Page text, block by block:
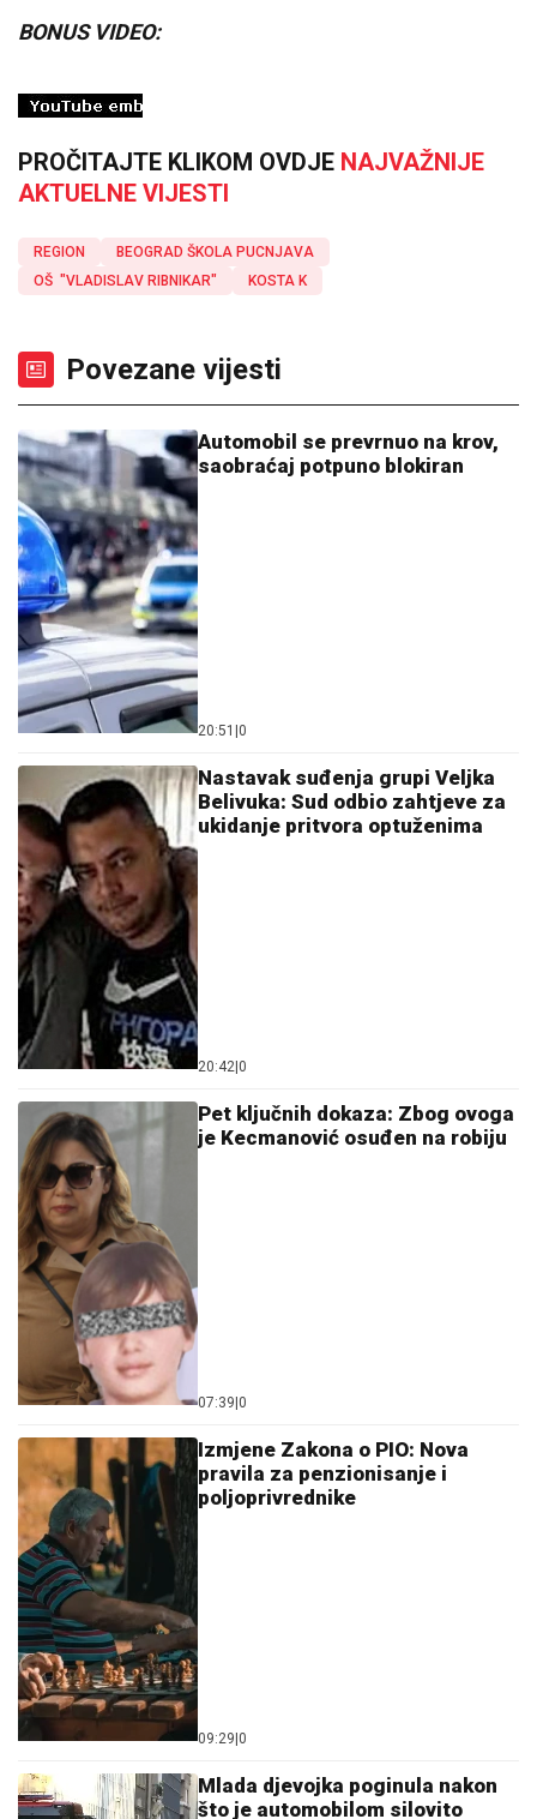
BONUS VIDEO:
PROČITAJTE KLIKOM OVDJE NAJVAŽNIJE
AKTUELNE VIJESTI
REGION
BEOGRAD ŠKOLA PUCNJAVA
OŠ "VLADISLAV RIBNIKAR"
KOSTA K
Povezane vijesti
Automobil se prevrnuo na krov,
saobraćaj potpuno blokiran
20:51 0
Nastavak suđenja grupi Veljka
Belivuka: Sud odbio zahtjeve za
ukidanje pritvora optuženima
20:42 0
Pet ključnih dokaza: Zbog ovoga
je Kecmanović osuđen na robiju
07:39 0
Izmjene Zakona o PIO: Nova
pravila za penzionisanje i
poljoprivrednike
09:29 0
Mlada djevojka poginula nakon
što je automobilom silovito